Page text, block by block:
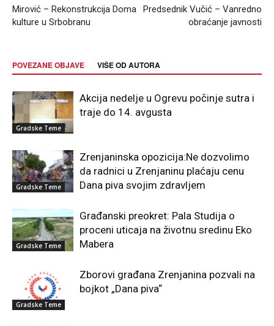
Mirović – Rekonstrukcija Doma
kulture u Srbobranu
Predsednik Vučić – Vanredno
obraćanje javnosti
POVEZANE OBJAVE VIŠE OD AUTORA
Gradske Teme
Akcija nedelje u Ogrevu počinje sutra i
traje do 14. avgusta
Gradske Teme
Zrenjaninska opozicija:Ne dozvolimo
da radnici u Zrenjaninu plaćaju cenu
Dana piva svojim zdravljem
Gradske Teme
Građanski preokret: Pala Studija o
proceni uticaja na životnu sredinu Eko
Mabera
Gradske Teme
Zborovi građana Zrenjanina pozvali na
bojkot „Dana piva“